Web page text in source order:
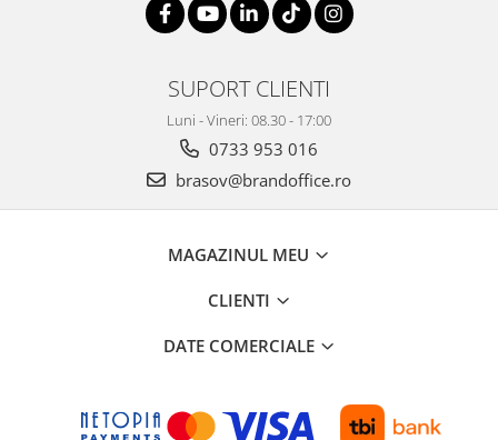
SUPORT CLIENTI
Luni - Vineri: 08.30 - 17:00
0733 953 016
brasov@brandoffice.ro
MAGAZINUL MEU
CLIENTI
DATE COMERCIALE